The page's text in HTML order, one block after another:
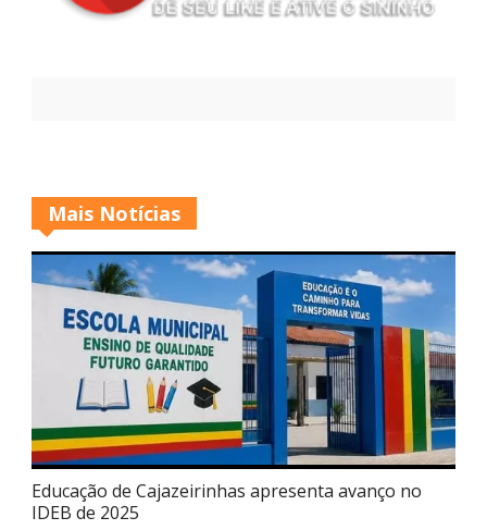
Mais Notícias
Educação de Cajazeirinhas apresenta avanço no
IDEB de 2025